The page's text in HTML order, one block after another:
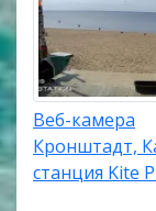
Веб-камера
Кронштадт,
станция Kite